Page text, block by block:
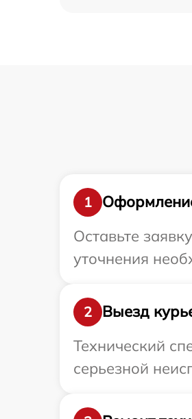
1
Оставьте
уточнения
2
Выезд
Технический
серьезной